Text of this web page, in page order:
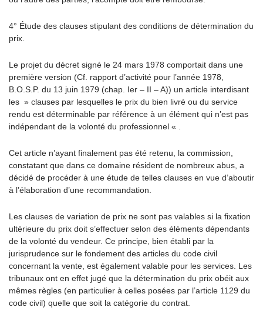
4° Étude des clauses stipulant des conditions de détermination du
prix.
Le projet du décret signé le 24 mars 1978 comportait dans une
première version (Cf. rapport d’activité pour l’année 1978,
B.O.S.P. du 13 juin 1979 (chap. Ier – II – A)) un article interdisant
les » clauses par lesquelles le prix du bien livré ou du service
rendu est déterminable par référence à un élément qui n’est pas
indépendant de la volonté du professionnel « .
Cet article n’ayant finalement pas été retenu, la commission,
constatant que dans ce domaine résident de nombreux abus, a
décidé de procéder à une étude de telles clauses en vue d’aboutir
à l’élaboration d’une recommandation.
Les clauses de variation de prix ne sont pas valables si la fixation
ultérieure du prix doit s’effectuer selon des éléments dépendants
de la volonté du vendeur. Ce principe, bien établi par la
jurisprudence sur le fondement des articles du code civil
concernant la vente, est également valable pour les services. Les
tribunaux ont en effet jugé que la détermination du prix obéit aux
mêmes règles (en particulier à celles posées par l’article 1129 du
code civil) quelle que soit la catégorie du contrat.